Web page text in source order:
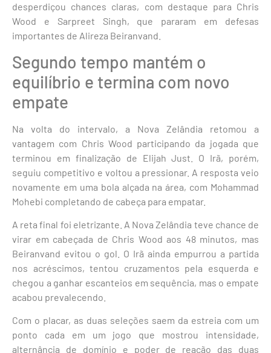
desperdiçou chances claras, com destaque para Chris
Wood e Sarpreet Singh, que pararam em defesas
importantes de Alireza Beiranvand.
Segundo tempo mantém o
equilíbrio e termina com novo
empate
Na volta do intervalo, a Nova Zelândia retomou a
vantagem com Chris Wood participando da jogada que
terminou em finalização de Elijah Just. O Irã, porém,
seguiu competitivo e voltou a pressionar. A resposta veio
novamente em uma bola alçada na área, com Mohammad
Mohebi completando de cabeça para empatar.
A reta final foi eletrizante. A Nova Zelândia teve chance de
virar em cabeçada de Chris Wood aos 48 minutos, mas
Beiranvand evitou o gol. O Irã ainda empurrou a partida
nos acréscimos, tentou cruzamentos pela esquerda e
chegou a ganhar escanteios em sequência, mas o empate
acabou prevalecendo.
Com o placar, as duas seleções saem da estreia com um
ponto cada em um jogo que mostrou intensidade,
alternância de domínio e poder de reação das duas